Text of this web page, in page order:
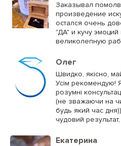
Заказывал
произведение
остался очень
"ДА" и кучу
великолепную
Олег
Швидко, якісно,
Усім рекомендую!
розумні
(не зважаючи на
будь який час
чудовий результат,
Екатерина